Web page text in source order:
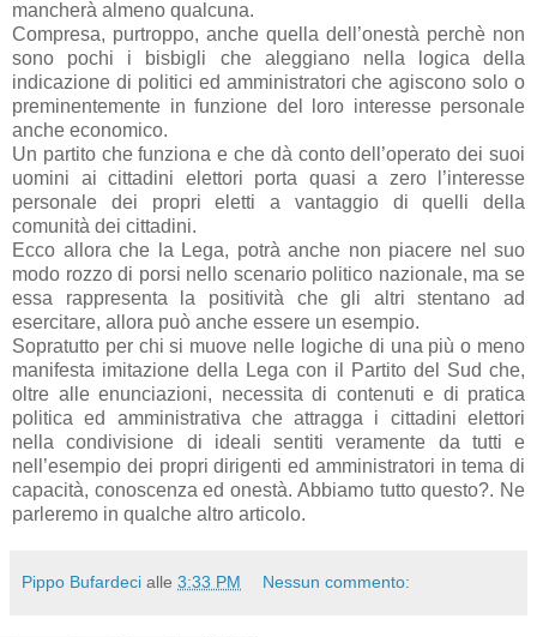
mancherà almeno qualcuna.
Compresa, purtroppo, anche quella dell’onestà perchè non
sono pochi i bisbigli che aleggiano nella logica della
indicazione di politici ed amministratori che agiscono solo o
preminentemente in funzione del loro interesse personale
anche economico.
Un partito che funziona e che dà conto dell’operato dei suoi
uomini ai cittadini elettori porta quasi a zero l’interesse
personale dei propri eletti a vantaggio di quelli della
comunità dei cittadini.
Ecco allora che la Lega, potrà anche non piacere nel suo
modo rozzo di porsi nello scenario politico nazionale, ma se
essa rappresenta la positività che gli altri stentano ad
esercitare, allora può anche essere un esempio.
Sopratutto per chi si muove nelle logiche di una più o meno
manifesta imitazione della Lega con il Partito del Sud che,
oltre alle enunciazioni, necessita di contenuti e di pratica
politica ed amministrativa che attragga i cittadini elettori
nella condivisione di ideali sentiti veramente da tutti e
nell’esempio dei propri dirigenti ed amministratori in tema di
capacità, conoscenza ed onestà. Abbiamo tutto questo?. Ne
parleremo in qualche altro articolo.
Pippo Bufardeci alle 3:33 PM Nessun commento: